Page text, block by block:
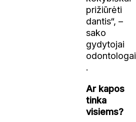
prižiūrėti
dantis“, –
sako
gydytojai
odontologai
.
Ar kapos
tinka
visiems?